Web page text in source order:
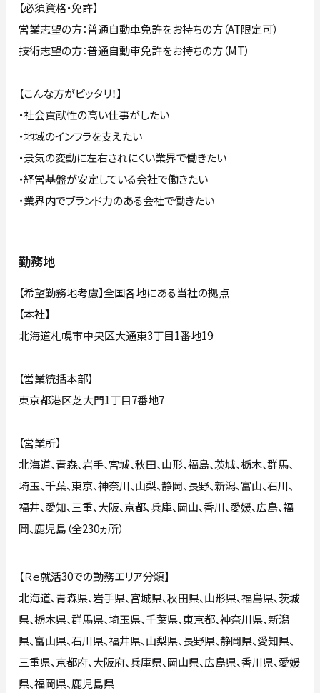
【必須資格・免許】
営業志望の方：普通自動車免許をお持ちの方（AT限定可）
技術志望の方：普通自動車免許をお持ちの方（MT）
【こんな方がピッタリ！】
・社会貢献性の高い仕事がしたい
・地域のインフラを支えたい
・景気の変動に左右されにくい業界で働きたい
・経営基盤が安定している会社で働きたい
・業界内でブランド力のある会社で働きたい
勤務地
【希望勤務地考慮】全国各地にある当社の拠点
【本社】
北海道札幌市中央区大通東3丁目1番地19
【営業統括本部】
東京都港区芝大門1丁目7番地7
【営業所】
北海道、青森、岩手、宮城、秋田、山形、福島、茨城、栃木、群馬、
埼玉、千葉、東京、神奈川、山梨、静岡、長野、新潟、富山、石川、
福井、愛知、三重、大阪、京都、兵庫、岡山、香川、愛媛、広島、福
岡、鹿児島（全230ヵ所）
【Ｒｅ就活30での勤務エリア分類】
北海道、青森県、岩手県、宮城県、秋田県、山形県、福島県、茨城
県、栃木県、群馬県、埼玉県、千葉県、東京都、神奈川県、新潟
県、富山県、石川県、福井県、山梨県、長野県、静岡県、愛知県、
三重県、京都府、大阪府、兵庫県、岡山県、広島県、香川県、愛媛
県、福岡県、鹿児島県